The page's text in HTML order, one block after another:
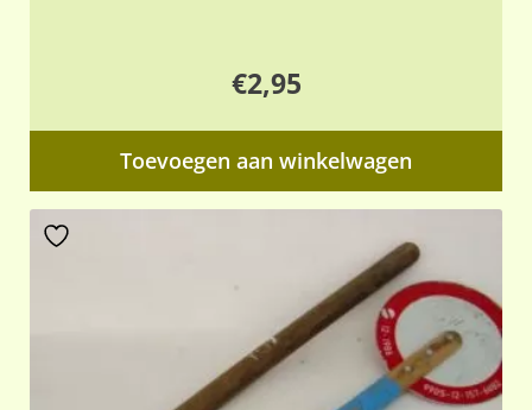
€2,95
Toevoegen aan winkelwagen